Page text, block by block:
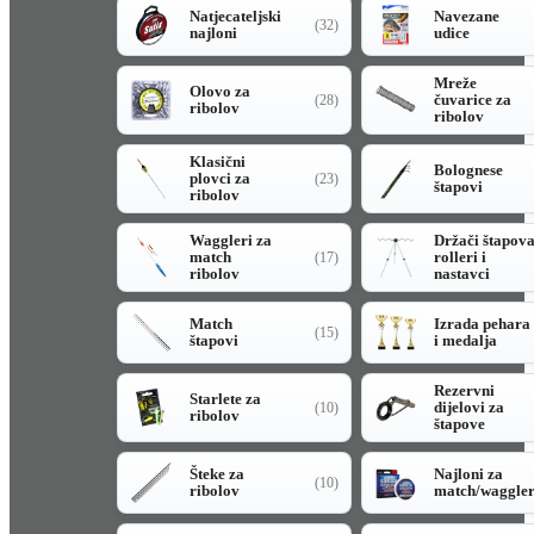
Natjecateljski
najloni
(32)
Navezane
udice
Olovo za
ribolov
(28)
Mreže
čuvarice za
ribolov
Klasični
plovci za
ribolov
(23)
Bolognese
štapovi
Waggleri za
match
ribolov
(17)
Držači štapova
rolleri i
nastavci
Match
štapovi
(15)
Izrada pehara
i medalja
Starlete za
ribolov
(10)
Rezervni
dijelovi za
štapove
Šteke za
ribolov
(10)
Najloni za
match/waggler